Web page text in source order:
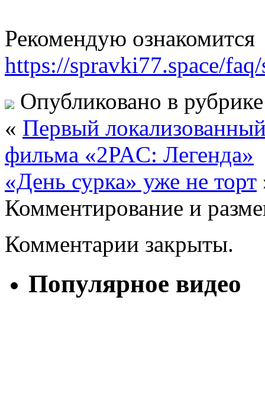
Рекомендую ознакомится
https://spravki77.space/
Опубликовано в
« Первый
фильма «2PAC: Легенда»
«День сурка» уже не торт
Комментирование и
Комментарии закрыты.
Популярное видео